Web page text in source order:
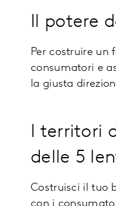
Il potere
Per costruire un
consumatori e
la giusta
I territori
delle 5
Costruisci il tuo